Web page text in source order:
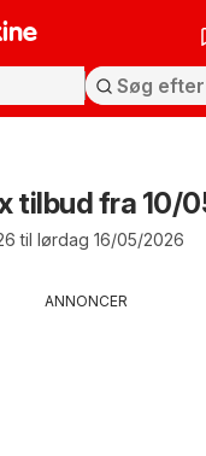
tilbud fra 10/
til lørdag 16/05/2026
ANNONCER